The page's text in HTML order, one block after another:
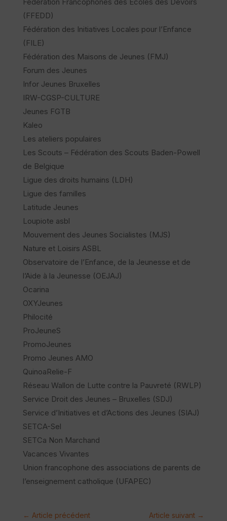
(FFEDD)
Fédération des Initiatives Locales pour l’Enfance
(FILE)
Fédération des Maisons de Jeunes (FMJ)
Forum des Jeunes
Infor Jeunes Bruxelles
IRW-CGSP-CULTURE
Jeunes FGTB
Kaleo
Les ateliers populaires
Les Scouts – Fédération des Scouts Baden-Powell
de Belgique
Ligue des droits humains (LDH)
Ligue des familles
Latitude Jeunes
Loupiote asbl
Mouvement des Jeunes Socialistes (MJS)
Nature et Loisirs ASBL
Observatoire de l’Enfance, de la Jeunesse et de
l’Aide à la Jeunesse (OEJAJ)
Ocarina
OXYJeunes
Philocité
ProJeuneS
PromoJeunes
Promo Jeunes AMO
QuinoaRelie-F
Réseau Wallon de Lutte contre la Pauvreté (RWLP)
Service Droit des Jeunes – Bruxelles (SDJ)
Service d’Initiatives et d’Actions des Jeunes (SIAJ)
SETCA-Sel
SETCa Non Marchand
Vacances Vivantes
Union francophone des associations de parents de
l’enseignement catholique (UFAPEC)
← Article précédent Article suivant →